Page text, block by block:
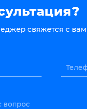
свяжется с
вопрос